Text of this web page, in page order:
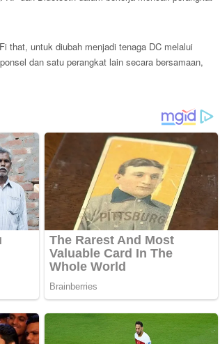
that, untuk diubah menjadi tenaga DC melalui
dan satu perangkat lain secara bersamaan,